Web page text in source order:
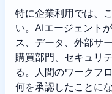
特に企業利用では、
い。AIエージェント
ス、データ、外部サ
購買部門、セキュリ
る。人間のワークフ
何を承認したことに